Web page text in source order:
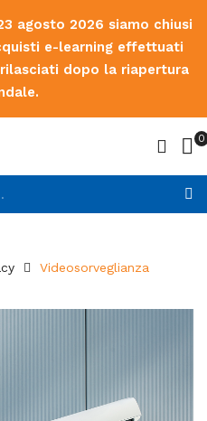
agosto 2026 siamo chiusi
e-learning effettuati
dopo la riapertura
0
Videosorveglianza